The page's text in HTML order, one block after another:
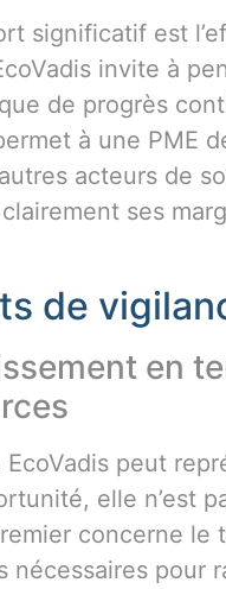
significatif est
invite à
de progrès
à une PME
acteurs de
ses
de
en
EcoVadis peut
elle n’est
concerne le
nécessaires pour